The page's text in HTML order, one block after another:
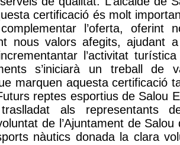
certificació és molt
l’oferta, oferint
nous valors afegits, ajudant a
l’activitat
s’iniciarà un treball de
marquen aquesta certificació
reptes esportius de Salou
als representants
de l’Ajuntament de
nàutics donada la clara